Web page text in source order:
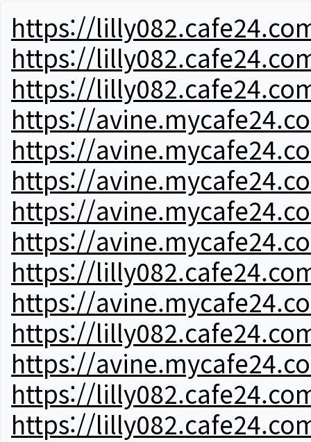
https://
https://
https://
https://
https://
https://
https://
https://
https://
https://
https://
https://
https://
https://